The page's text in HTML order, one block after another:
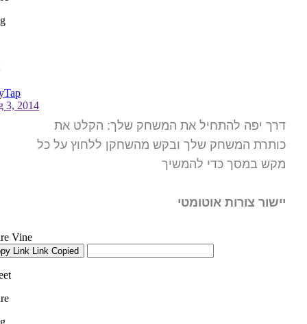
דרך יפה להתחיל את המשחק שלך: הקלט את
כותרת המשחק שלך ובקש מהשחקן ללחוץ על כל
מקש במסך כדי להמשיך
יישור צורות אוטומטי